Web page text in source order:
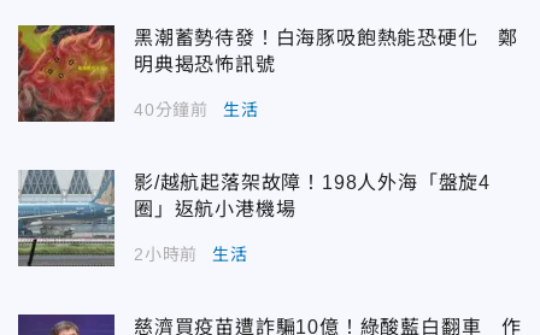
黑潮蓄勢待發！白海豚吸飽熱能恐硬化 鄭
明典揭恐怖訊號
40分鐘前 生活
影/越航起落架故障！198人外海「盤旋4
圈」返航小港機場
2小時前 生活
慈濟買疫苗遭詐騙10億！綠酸藍白翻車 作